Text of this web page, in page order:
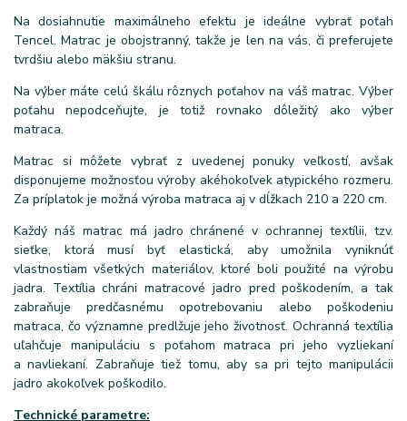
Na dosiahnutie maximálneho efektu je ideálne vybrať poťah
Tencel. Matrac je obojstranný, takže je len na vás, či preferujete
tvrdšiu alebo mäkšiu stranu.
Na výber máte celú škálu rôznych poťahov na váš matrac. Výber
poťahu nepodceňujte, je totiž rovnako dôležitý ako výber
matraca.
Matrac si môžete vybrať z uvedenej ponuky veľkostí, avšak
disponujeme možnosťou výroby akéhokoľvek atypického rozmeru.
Za príplatok je možná výroba matraca aj v dĺžkach 210 a 220 cm.
Každý náš matrac má jadro chránené v ochrannej textílii, tzv.
sieťke, ktorá musí byť elastická, aby umožnila vyniknúť
vlastnostiam všetkých materiálov, ktoré boli použité na výrobu
jadra. Textília chráni matracové jadro pred poškodením, a tak
zabraňuje predčasnému opotrebovaniu alebo poškodeniu
matraca, čo významne predlžuje jeho životnosť. Ochranná textília
uľahčuje manipuláciu s poťahom matraca pri jeho vyzliekaní
a navliekaní. Zabraňuje tiež tomu, aby sa pri tejto manipulácii
jadro akokoľvek poškodilo.
Technické parametre: